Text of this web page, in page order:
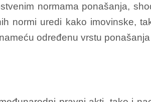
normama ponašanja,
normi uredi kako imovinske,
određenu vrstu